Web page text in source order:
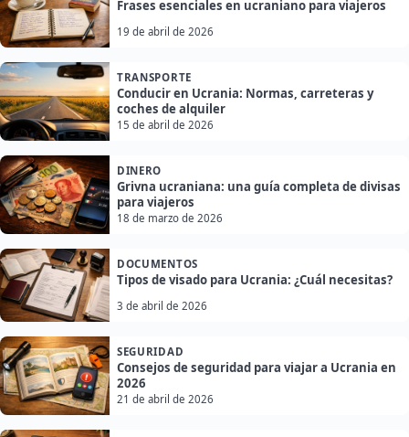
Frases esenciales en ucraniano para viajeros
19 de abril de 2026
TRANSPORTE
Conducir en Ucrania: Normas, carreteras y
coches de alquiler
15 de abril de 2026
DINERO
Grivna ucraniana: una guía completa de divisas
para viajeros
18 de marzo de 2026
DOCUMENTOS
Tipos de visado para Ucrania: ¿Cuál necesitas?
3 de abril de 2026
SEGURIDAD
Consejos de seguridad para viajar a Ucrania en
2026
21 de abril de 2026